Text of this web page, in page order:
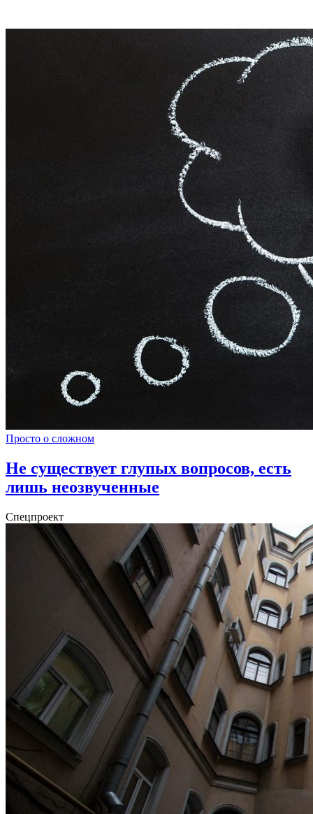
Просто о сложном
Не существует глупых вопросов, есть
лишь неозвученные
Спецпроект